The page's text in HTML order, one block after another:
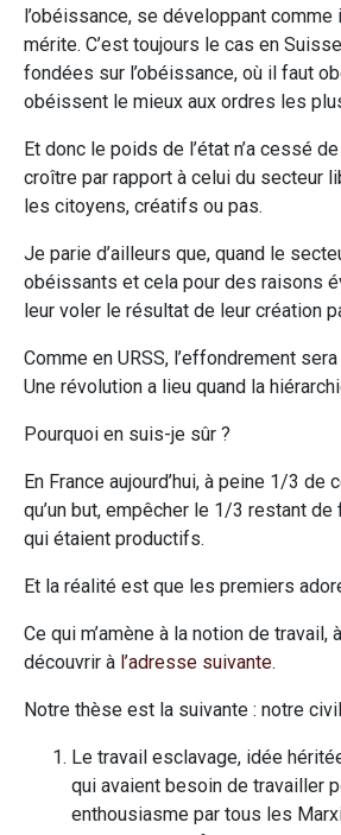
l’obéissance, se développant
mérite. C’est toujours le cas en
fondées sur l’obéissance, où il faut
obéissent le mieux aux ordres les
Et donc le poids de l’état n’a cessé
croître par rapport à celui du secteur
les citoyens, créatifs ou pas.
Je parie d’ailleurs que, quand le
obéissants et cela pour des raisons
leur voler le résultat de leur création
Comme en URSS, l’effondrement
Une révolution a lieu quand la
Pourquoi en suis-je sûr ?
En France aujourd’hui, à peine 1/3
qu’un but, empêcher le 1/3 restant
qui étaient productifs.
Et la réalité est que les premiers
Ce qui m’amène à la notion de
découvrir à l’adresse suivante.
Notre thèse est la suivante : notre
Le travail esclavage, idée
qui avaient besoin de travailler
enthousiasme par tous les